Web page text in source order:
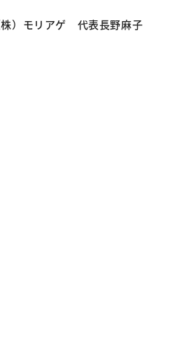
）モリアゲ 代表長野麻子